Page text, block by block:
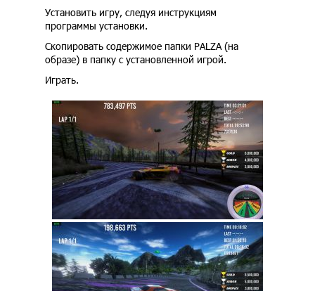
Установить игру, следуя инструкциям
программы установки.
Скопировать содержимое папки PALZA (на
образе) в папку с установленной игрой.
Играть.